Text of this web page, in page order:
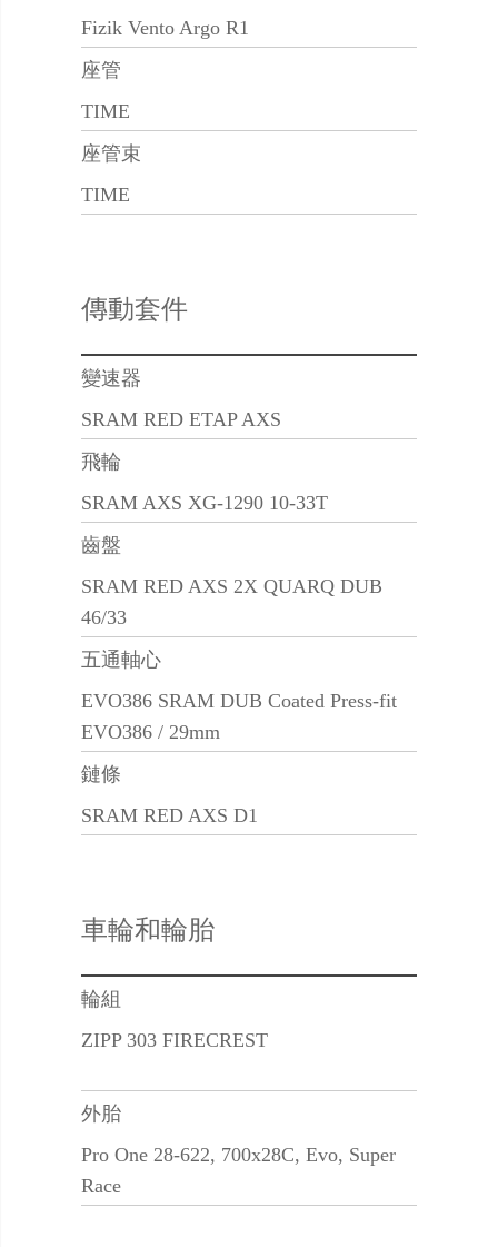
Fizik Vento Argo R1
座管
TIME
座管束
TIME
傳動套件
變速器
SRAM RED ETAP AXS
飛輪
SRAM AXS XG-1290 10-33T
齒盤
SRAM RED AXS 2X QUARQ DUB
46/33
五通軸心
EVO386 SRAM DUB Coated Press-fit
EVO386 / 29mm
鏈條
SRAM RED AXS D1
車輪和輪胎
輪組
ZIPP 303 FIRECREST
外胎
Pro One 28-622, 700x28C, Evo, Super
Race